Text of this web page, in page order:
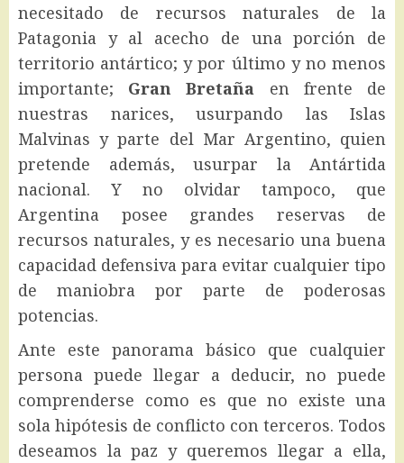
necesitado de recursos naturales de la
Patagonia y al acecho de una porción de
territorio antártico; y por último y no menos
importante; Gran Bretaña en frente de
nuestras narices, usurpando las Islas
Malvinas y parte del Mar Argentino, quien
pretende además, usurpar la Antártida
nacional. Y no olvidar tampoco, que
Argentina posee grandes reservas de
recursos naturales, y es necesario una buena
capacidad defensiva para evitar cualquier tipo
de maniobra por parte de poderosas
potencias.
Ante este panorama básico que cualquier
persona puede llegar a deducir, no puede
comprenderse como es que no existe una
sola hipótesis de conflicto con terceros. Todos
deseamos la paz y queremos llegar a ella,